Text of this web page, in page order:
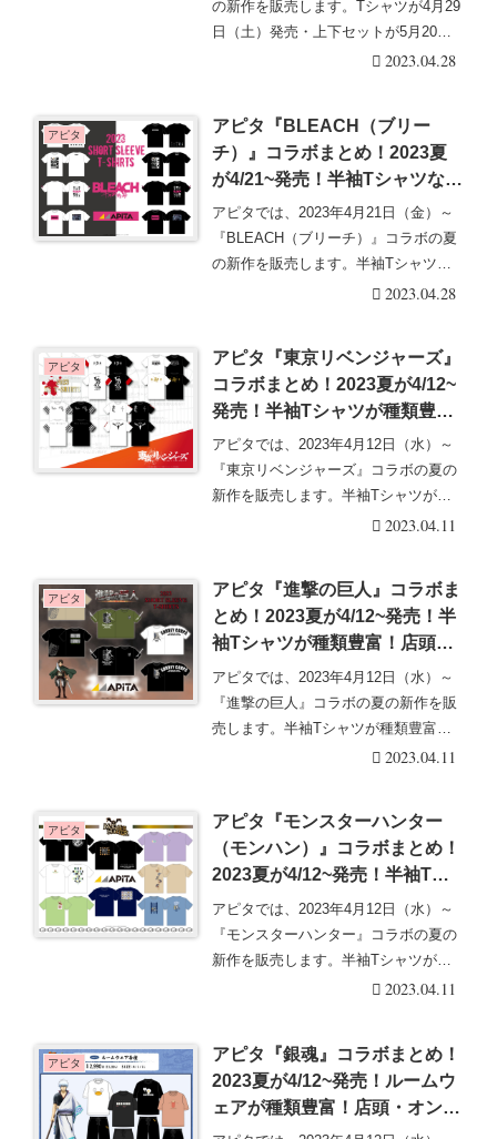
の新作を販売します。Tシャツが4月29
日（土）発売・上下セットが5月20日
（土）発売に・・・続きを読む2023.04.28
アピタ
アピタ『BLEACH（ブリー
チ）』コラボまとめ！2023夏
が4/21~発売！半袖Tシャツなど
が種類豊富！店頭・オンライン
も！
アピタでは、2023年4月21日（金）～
『BLEACH（ブリーチ）』コラボの夏
の新作を販売します。半袖Tシャツが
種類豊富・・・続きを読む2023.04.28
アピタ
アピタ『東京リベンジャーズ』
コラボまとめ！2023夏が4/12~
発売！半袖Tシャツが種類豊
富！店頭・オンラインも！
アピタでは、2023年4月12日（水）～
『東京リベンジャーズ』コラボの夏の
新作を販売します。半袖Tシャツが種
類豊富にライ・・・続きを読む2023.04.11
アピタ
アピタ『進撃の巨人』コラボま
とめ！2023夏が4/12~発売！半
袖Tシャツが種類豊富！店頭・
オンラインも！
アピタでは、2023年4月12日（水）～
『進撃の巨人』コラボの夏の新作を販
売します。半袖Tシャツが種類豊富に
ラインナップ・・・続きを読む2023.04.11
アピタ
アピタ『モンスターハンター
（モンハン）』コラボまとめ！
2023夏が4/12~発売！半袖Tシ
ャツが種類豊富！店頭・オンラ
インも！
アピタでは、2023年4月12日（水）～
『モンスターハンター』コラボの夏の
新作を販売します。半袖Tシャツが種
類豊富にライ・・・続きを読む2023.04.11
アピタ
アピタ『銀魂』コラボまとめ！
2023夏が4/12~発売！ルームウ
ェアが種類豊富！店頭・オンラ
インも！